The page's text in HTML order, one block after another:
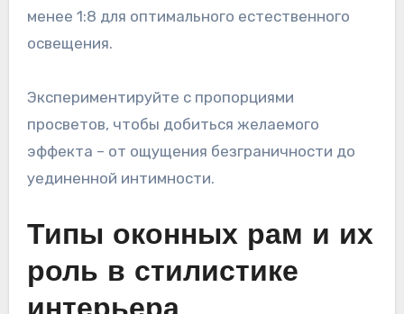
менее 1:8 для оптимального естественного
освещения.
Экспериментируйте с пропорциями
просветов, чтобы добиться желаемого
эффекта – от ощущения безграничности до
уединенной интимности.
Типы оконных рам и их
роль в стилистике